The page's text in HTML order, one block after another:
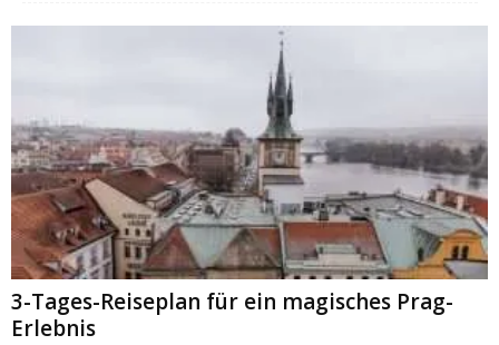
3-Tages-Reiseplan für ein magisches Prag-
Erlebnis